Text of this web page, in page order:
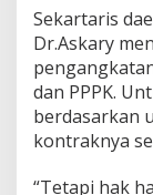
Sekartaris
Dr.Askary
dan PPPK.
berdasarkan
kontraknya
“Tetapi hak